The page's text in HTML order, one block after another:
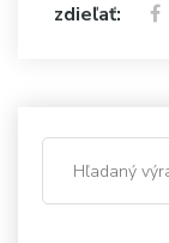
zdieľať: